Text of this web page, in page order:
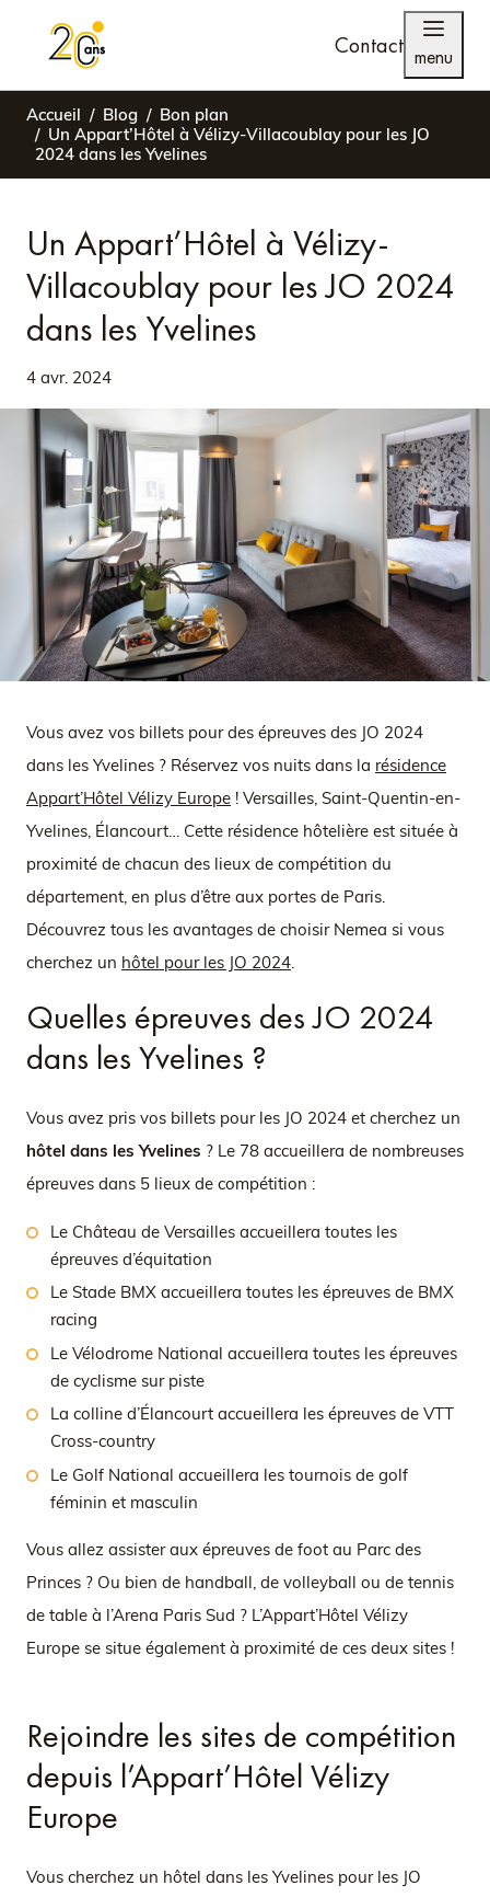
Contact menu
Accueil Blog
Bon plan
Un Appart’Hôtel à Vélizy-Villacoublay pour les JO
2024 dans les Yvelines
Un Appart’Hôtel à Vélizy-
Villacoublay pour les JO 2024
dans les Yvelines
4 avr. 2024
Vous avez vos billets pour des épreuves des JO 2024
dans les Yvelines ? Réservez vos nuits dans la résidence
Appart’Hôtel Vélizy Europe ! Versailles, Saint-Quentin-en-
Yvelines, Élancourt… Cette résidence hôtelière est située à
proximité de chacun des lieux de compétition du
département, en plus d’être aux portes de Paris.
Découvrez tous les avantages de choisir Nemea si vous
cherchez un hôtel pour les JO 2024.
Quelles épreuves des JO 2024
dans les Yvelines ?
Vous avez pris vos billets pour les JO 2024 et cherchez un
hôtel dans les Yvelines ? Le 78 accueillera de nombreuses
épreuves dans 5 lieux de compétition :
Le Château de Versailles accueillera toutes les
épreuves d’équitation
Le Stade BMX accueillera toutes les épreuves de BMX
racing
Le Vélodrome National accueillera toutes les épreuves
de cyclisme sur piste
La colline d’Élancourt accueillera les épreuves de VTT
Cross-country
Le Golf National accueillera les tournois de golf
féminin et masculin
Vous allez assister aux épreuves de foot au Parc des
Princes ? Ou bien de handball, de volleyball ou de tennis
de table à l’Arena Paris Sud ? L’Appart’Hôtel Vélizy
Europe se situe également à proximité de ces deux sites !
Rejoindre les sites de compétition
depuis l’Appart’Hôtel Vélizy
Europe
Vous cherchez un hôtel dans les Yvelines pour les JO